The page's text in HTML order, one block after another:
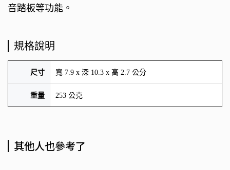
音踏板等功能。
規格說明
尺寸 寬 7.9 x 深 10.3 x 高 2.7 公分
重量 253 公克
其他人也參考了